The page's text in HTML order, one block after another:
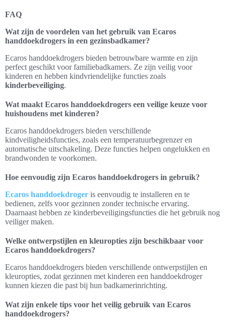
FAQ
Wat zijn de voordelen van het gebruik van Ecaros
handdoekdrogers in een gezinsbadkamer?
Ecaros handdoekdrogers bieden betrouwbare warmte en zijn
perfect geschikt voor familiebadkamers. Ze zijn veilig voor
kinderen en hebben kindvriendelijke functies zoals
kinderbeveiliging.
Wat maakt Ecaros handdoekdrogers een veilige keuze voor
huishoudens met kinderen?
Ecaros handdoekdrogers bieden verschillende
kindveiligheidsfuncties, zoals een temperatuurbegrenzer en
automatische uitschakeling. Deze functies helpen ongelukken en
brandwonden te voorkomen.
Hoe eenvoudig zijn Ecaros handdoekdrogers in gebruik?
Ecaros handdoekdroger is eenvoudig te installeren en te
bedienen, zelfs voor gezinnen zonder technische ervaring.
Daarnaast hebben ze kinderbeveiligingsfuncties die het gebruik nog
veiliger maken.
Welke ontwerpstijlen en kleuropties zijn beschikbaar voor
Ecaros handdoekdrogers?
Ecaros handdoekdrogers bieden verschillende ontwerpstijlen en
kleuropties, zodat gezinnen met kinderen een handdoekdroger
kunnen kiezen die past bij hun badkamerinrichting.
Wat zijn enkele tips voor het veilig gebruik van Ecaros
handdoekdrogers?